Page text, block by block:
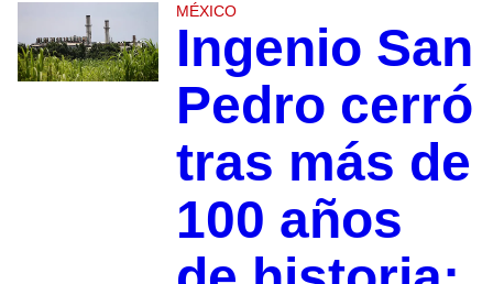
MÉXICO
Ingenio San
Pedro cerró
tras más de
100 años